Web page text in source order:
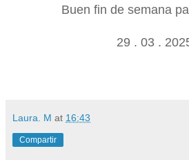
Buen fin de semana
29 . 03 .
Laura. M at 16:43
Compartir